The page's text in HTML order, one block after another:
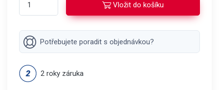
Vložit do košíku
Potřebujete poradit s objednávkou?
2 roky záruka